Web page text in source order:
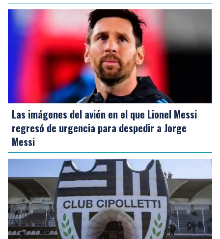
Las imágenes del avión en el que Lionel Messi
regresó de urgencia para despedir a Jorge
Messi